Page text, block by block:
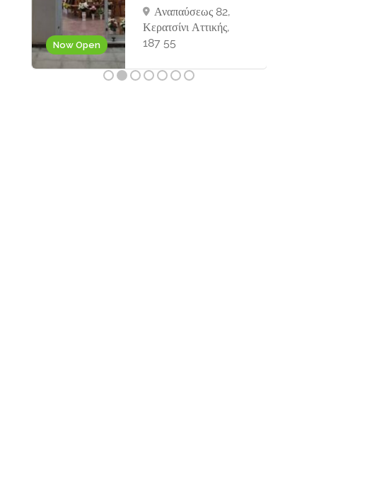
Now Open
Σιδάρι, Κέρκυρα
ΤΚ 49081